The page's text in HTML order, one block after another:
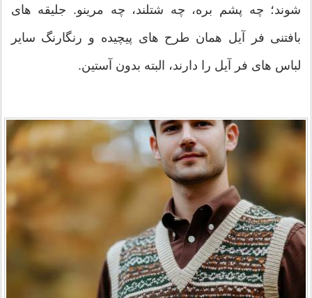
شوند؛ چه پشم بره، چه شتلند، چه مرینو. جلیقه های
بافتنی فر آیل همان طرح های پیچیده و رنگارنگ سایر
لباس های فر آیل را دارند، البته بدون آستین.